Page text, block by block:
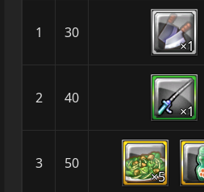
1 30
×1
2 40
×1
3 50
×5